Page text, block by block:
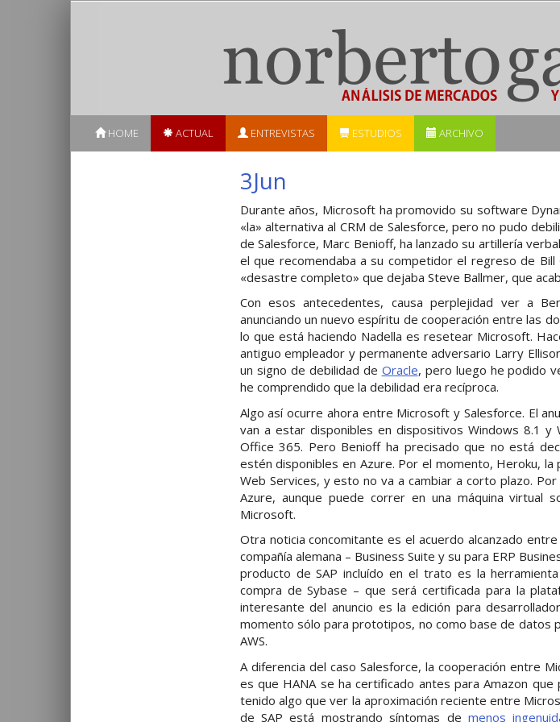
HOME ACTUAL ENTREVISTAS ESTUDIOS ARCHIVO
3Jun
Durante años, Microsoft ha promovido su software
«la» alternativa al CRM de Salesforce, pero no pudo
de Salesforce, Marc Benioff, ha lanzado su artillería
el que recomendaba a su competidor el regreso de
«desastre completo» que dejaba Steve Ballmer, que
Con esos antecedentes, causa perplejidad ver a
anunciando un nuevo espíritu de cooperación entre las
lo que está haciendo Nadella es resetear Microsoft.
antiguo empleador y permanente adversario Larry
un signo de debilidad de Oracle, pero luego he podido
he comprendido que la debilidad era recíproca.
Algo así ocurre ahora entre Microsoft y Salesforce. El
van a estar disponibles en dispositivos Windows 8.1
Office 365. Pero Benioff ha precisado que no está
estén disponibles en Azure. Por el momento, Heroku,
Web Services, y esto no va a cambiar a corto plazo.
Azure, aunque puede correr en una máquina virtual
Microsoft.
Otra noticia concomitante es el acuerdo alcanzado
compañía alemana – Business Suite y su para ERP
producto de SAP incluído en el trato es la
compra de Sybase – que será certificada para la
interesante del anuncio es la edición para
momento sólo para prototipos, no como base de datos
AWS.
A diferencia del caso Salesforce, la cooperación entre
es que HANA se ha certificado antes para Amazon
tenido algo que ver la aproximación reciente entre
de SAP está mostrando síntomas de menos